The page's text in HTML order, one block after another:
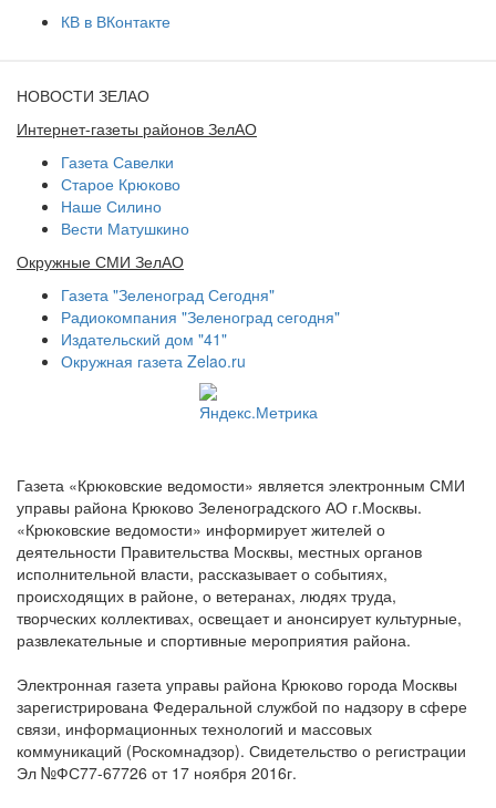
КВ в ВКонтакте
НОВОСТИ ЗЕЛАО
Интернет-газеты районов ЗелАО
Газета Савелки
Старое Крюково
Наше Силино
Вести Матушкино
Окружные СМИ ЗелАО
Газета "Зеленоград Сегодня"
Радиокомпания "Зеленоград сегодня"
Издательский дом "41"
Окружная газета Zelao.ru
Газета «Крюковские ведомости» является электронным СМИ
управы района Крюково Зеленоградского АО г.Москвы.
«Крюковские ведомости» информирует жителей о
деятельности Правительства Москвы, местных органов
исполнительной власти, рассказывает о событиях,
происходящих в районе, о ветеранах, людях труда,
творческих коллективах, освещает и анонсирует культурные,
развлекательные и спортивные мероприятия района.
Электронная газета управы района Крюково города Москвы
зарегистрирована Федеральной службой по надзору в сфере
связи, информационных технологий и массовых
коммуникаций (Роскомнадзор). Свидетельство о регистрации
Эл №ФС77-67726 от 17 ноября 2016г.